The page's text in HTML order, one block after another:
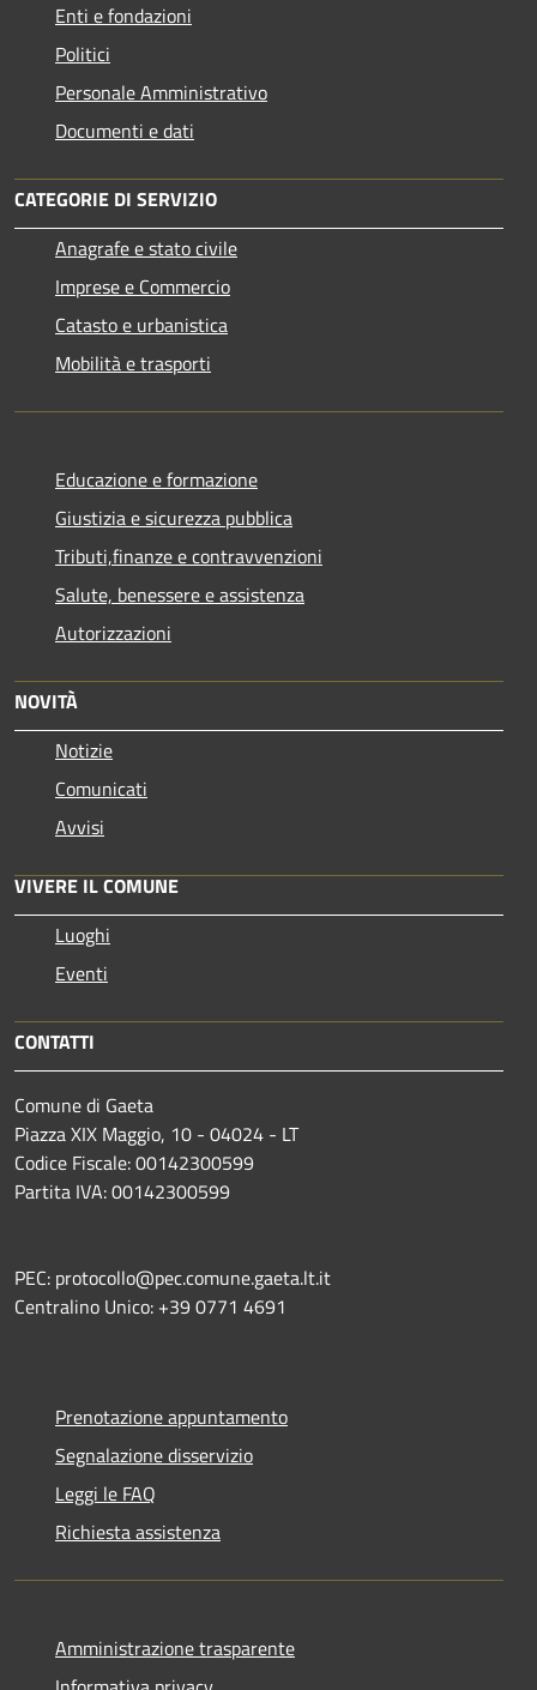
Enti e fondazioni
Politici
Personale Amministrativo
Documenti e dati
CATEGORIE DI SERVIZIO
Anagrafe e stato civile
Imprese e Commercio
Catasto e urbanistica
Mobilità e trasporti
Educazione e formazione
Giustizia e sicurezza pubblica
Tributi,finanze e contravvenzioni
Salute, benessere e assistenza
Autorizzazioni
NOVITÀ
Notizie
Comunicati
Avvisi
VIVERE IL COMUNE
Luoghi
Eventi
CONTATTI
Comune di Gaeta
Piazza XIX Maggio, 10 - 04024 - LT
Codice Fiscale: 00142300599
Partita IVA: 00142300599
PEC: protocollo@pec.comune.gaeta.lt.it
Centralino Unico: +39 0771 4691
Prenotazione appuntamento
Segnalazione disservizio
Leggi le FAQ
Richiesta assistenza
Amministrazione trasparente